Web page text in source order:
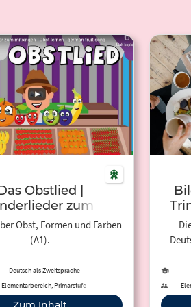
Obstlied |
zum
Mitsingen
Obst, Formen und Farben
(A1).
Deutsch als Zweitsprache
Elementarbereich, Primarstufe